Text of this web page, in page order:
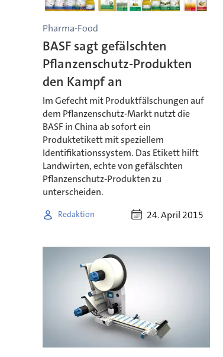
Pharma-Food
BASF sagt gefälschten
Pflanzenschutz-Produkten
den Kampf an
Im Gefecht mit Produktfälschungen auf
dem Pflanzenschutz-Markt nutzt die
BASF in China ab sofort ein
Produktetikett mit speziellem
Identifikationssystem. Das Etikett hilft
Landwirten, echte von gefälschten
Pflanzenschutz-Produkten zu
unterscheiden.
Redaktion 24. April 2015